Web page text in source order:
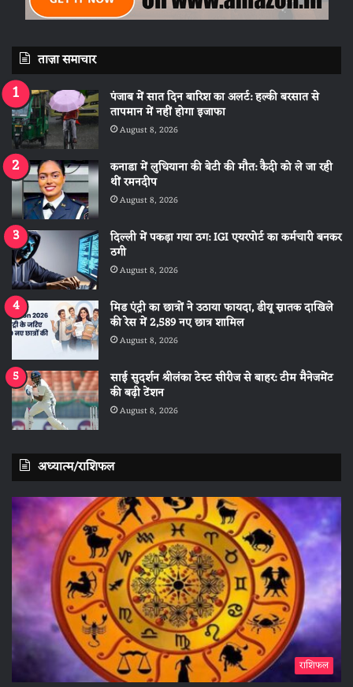
ताज़ा समाचार
पंजाब में सात दिन बारिश का अलर्ट: हल्की बरसात से
तापमान में नहीं होगा इजाफा
August 8, 2026
कनाडा में लुधियाना की बेटी की माैत: कैदी को ले जा रही
थीं रमनदीप
August 8, 2026
दिल्ली में पकड़ा गया ठग: IGI एयरपोर्ट का कर्मचारी बनकर
ठगी
August 8, 2026
मिड एंट्री का छात्रों ने उठाया फायदा, डीयू स्नातक दाखिले
की रेस में 2,589 नए छात्र शामिल
August 8, 2026
साई सुदर्शन श्रीलंका टेस्ट सीरीज से बाहर: टीम मैनेजमेंट
की बढ़ी टेंशन
August 8, 2026
अध्यात्म/राशिफल
राशिफल